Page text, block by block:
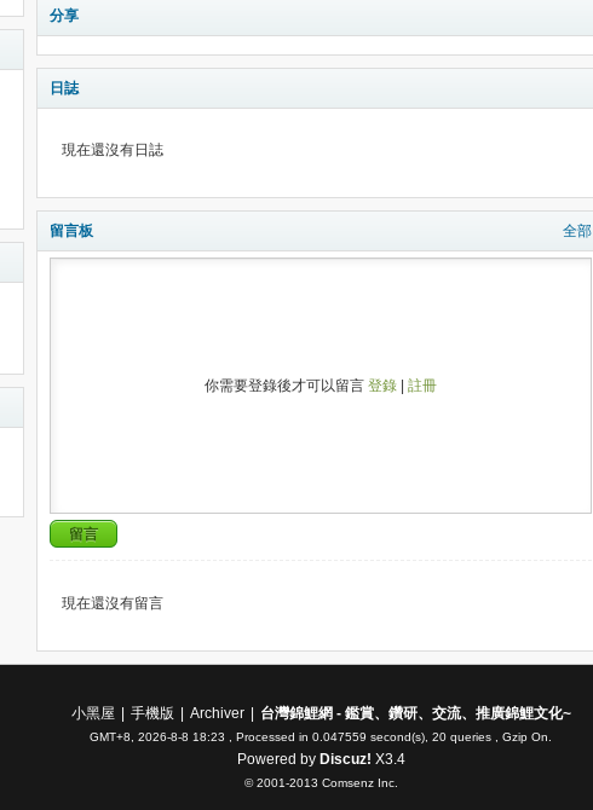
分享
日誌
現在還沒有日誌
留言板 全部
你需要登錄後才可以留言 登錄 註冊
留言
現在還沒有留言
小黑屋 手機版 Archiver 台灣錦鯉網 - 鑑賞、鑽研、交流、推廣錦鯉文化~
GMT+8, 2026-8-8 18:23 , Processed in 0.047559 second(s), 20 queries , Gzip On.
Powered by Discuz! X3.4
© 2001-2013 Comsenz Inc.